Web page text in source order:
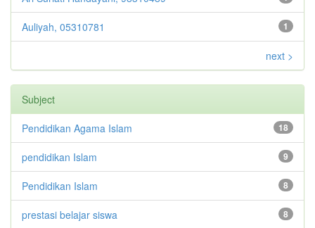
1
Auliyah, 05310781
next >
Subject
18
Pendidikan Agama Islam
9
pendidikan Islam
8
Pendidikan Islam
8
prestasi belajar siswa